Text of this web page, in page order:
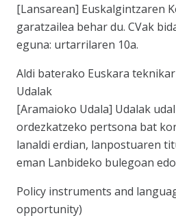
[Lansarean] Euskalgintzaren
garatzailea behar du. CVak
eguna: urtarrilaren 10a.
Aldi baterako Euskara
Udalak
[Aramaioko Udala] Udalak
ordezkatzeko pertsona bat
lanaldi erdian, lanpostuaren
eman Lanbideko bulegoan
Policy instruments and
opportunity)